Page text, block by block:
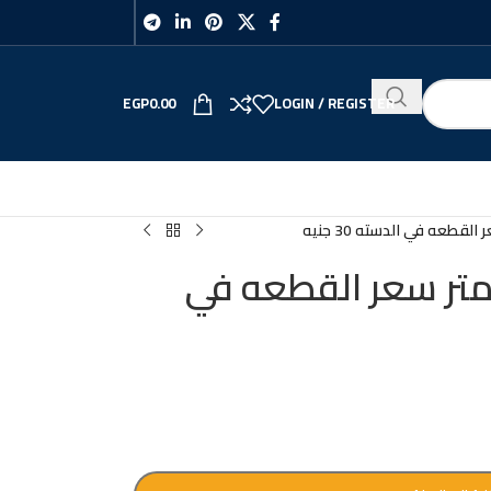
LOGIN / REGISTER
EGP0.00
سلك جامبو 40 متر سعر القطعه في